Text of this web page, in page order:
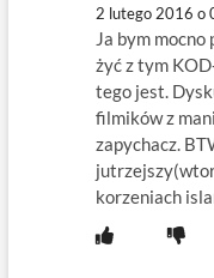
2 lutego 2016 o
Ja bym mocno
żyć z tym
tego jest.
filmików z
zapychacz.
korzeniach